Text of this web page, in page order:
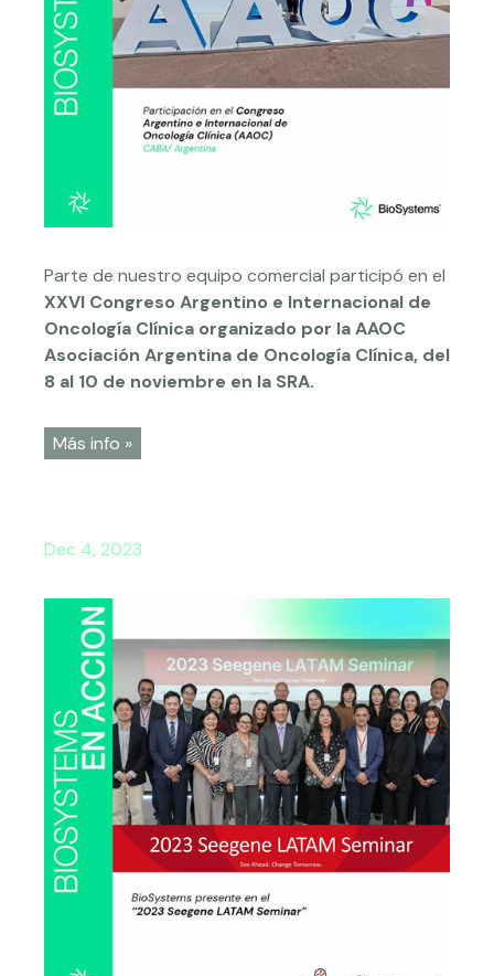
Parte de nuestro equipo comercial participó en el
XXVI Congreso Argentino e Internacional de
Oncología Clínica organizado por la AAOC
Asociación Argentina de Oncología Clínica, del
8 al 10 de noviembre en la SRA.
Más info »
Dec 4, 2023